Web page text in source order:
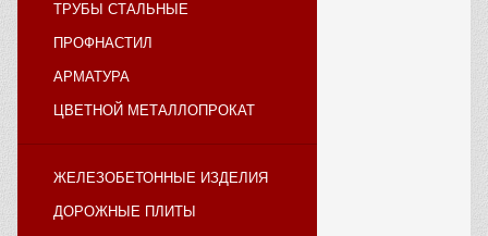
ТРУБЫ СТАЛЬНЫЕ
ПРОФНАСТИЛ
АРМАТУРА
ЦВЕТНОЙ МЕТАЛЛОПРОКАТ
ЖЕЛЕЗОБЕТОННЫЕ ИЗДЕЛИЯ
ДОРОЖНЫЕ ПЛИТЫ